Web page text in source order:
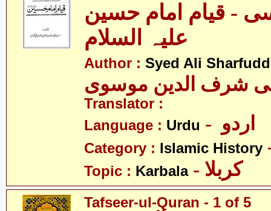
- قیام امام حسین
علیہ السلام
Author : Syed Ali
شرف الدین موسوی
Translator :
Language : Urdu
Category : Islamic History
Topic : Karbala - کربلا
Tafseer-ul-Quran - 1 of 5